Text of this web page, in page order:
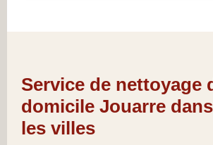
Service de nettoyage
domicile Jouarre
les villes